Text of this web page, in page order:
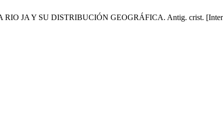
JA Y SU DISTRIBUCIÓN GEOGRÁFICA. Antig. crist.